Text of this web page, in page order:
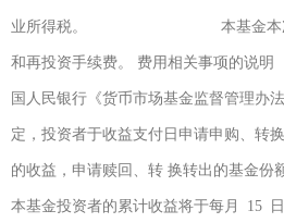
业所得税。 本基金本次收益
和再投资手续费。 费用相关事项的说
国人民银行《货币市场基金监督管理办
定，投资者于收益支付日申请申购、转
的收益，申请赎回、转 换转出的基金
本基金投资者的累计收益将于每月 15